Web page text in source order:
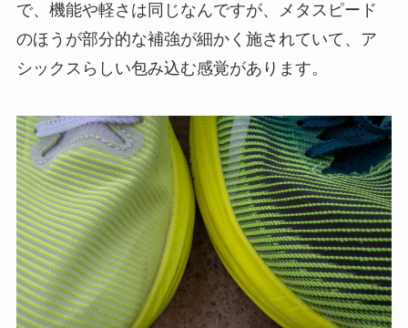
で、機能や軽さは同じなんですが、メタスピード
のほうが部分的な補強が細かく施されていて、ア
シックスらしい包み込む感覚があります。